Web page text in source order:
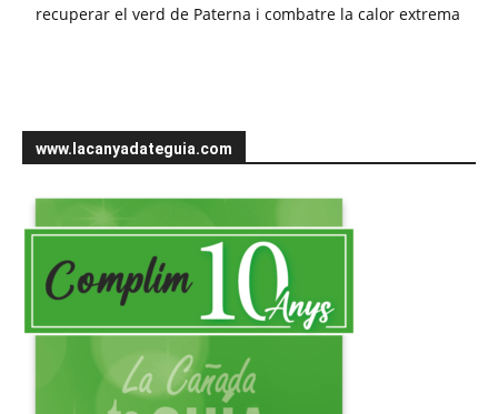
recuperar el verd de Paterna i combatre la calor extrema
www.lacanyadateguia.com